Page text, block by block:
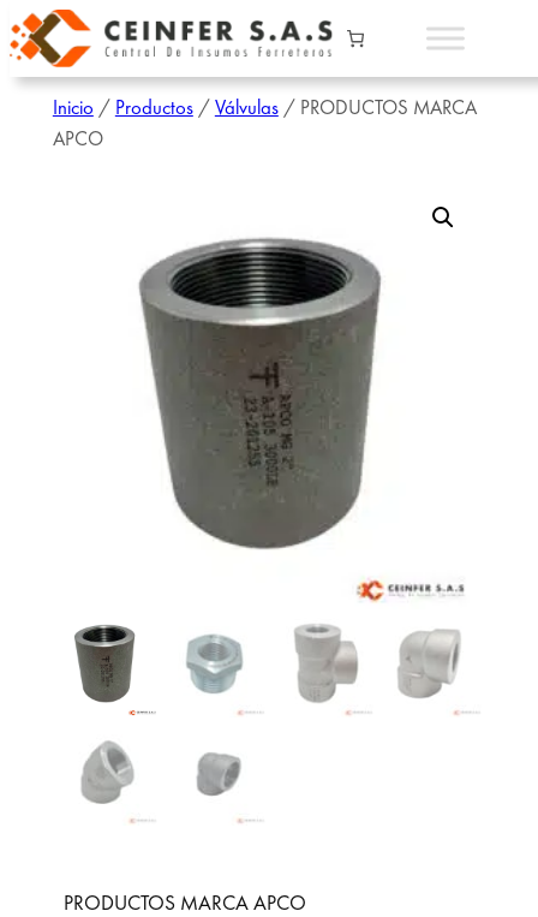
Inicio / Productos/Válvulas/ PRODUCTOS MARCA
APCO
PRODUCTOS MARCA APCO